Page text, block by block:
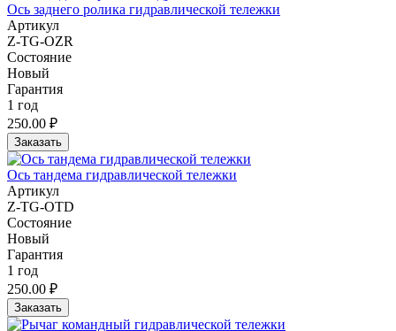
Ось заднего ролика гидравлической тележки
Артикул
Z-TG-OZR
Состояние
Новый
Гарантия
1 год
250.00 ₽
Заказать
Ось тандема гидравлической тележки
Артикул
Z-TG-OTD
Состояние
Новый
Гарантия
1 год
250.00 ₽
Заказать